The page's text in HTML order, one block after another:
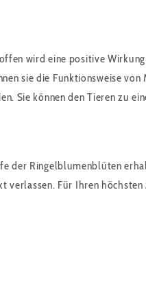
wird eine positive
sie die Funktionsweise
können den Tieren zu
der Ringelblumenblüten
Für Ihren